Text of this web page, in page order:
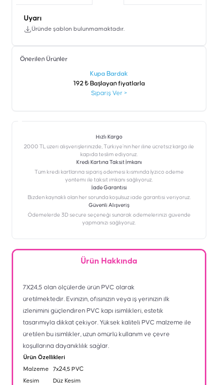
Uyarı
Üründe şablon bulunmamaktadır.
Önerilen Ürünler
Kupa Bardak
192 ₺ Başlayan fiyatlarla
Sipariş Ver >
Hızlı Kargo
2000 TL üzeri alışverişlerinizde, Türkiye’nin her iline ücretsiz kargo ile
kapıda teslim ediyoruz.
Kredi Kartına Taksit İmkanı
‎Tüm kredi kartlarına sipariş ödemesi kısmında İyzico ödeme
yöntemi ile taksit imkanı sağlıyoruz.
İade Garantisi
Bizden kaynaklı olan her sorunda koşulsuz iade garantisi veriyoruz.
Güvenli Alışveriş
Ödemelerde 3D secure seçeneği sunarak ödemelerinizi güvende
yapmanızı sağlıyoruz.
Ürün Hakkında
7X24,5 olan ölçülerde ürün PVC olarak
üretilmektedir. Evinizin, ofisinizin veya iş yerinizin ilk
izlenimini güçlendiren PVC kapı isimlikleri, estetik
tasarımıyla dikkat çekiyor. Yüksek kaliteli PVC malzeme ile
üretilen bu isimlikler, uzun ömürlü kullanım ve çevre
koşullarına dayanıklılık sağlar.
Ürün Özellikleri
Malzeme
7x24,5 PVC
Kesim
Düz Kesim